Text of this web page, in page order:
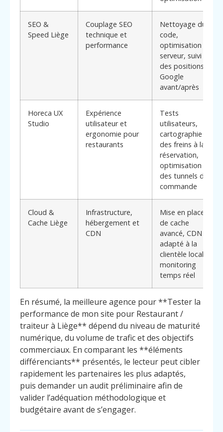
SEO &
Speed Liège
Couplage SEO
technique et
performance
Nettoyage du
code,
optimisation
serveur, suivi
des positions
Google
avant/après
Horeca UX
Studio
Expérience
utilisateur et
ergonomie pour
restaurants
Tests
utilisateurs,
cartographie
des freins à la
réservation,
optimisation
des tunnels de
commande
Cloud &
Cache Liège
Infrastructure,
hébergement et
CDN
Mise en place
de cache
avancé, CDN
adapté à la
clientèle locale,
monitoring
temps réel
En résumé, la meilleure agence pour **Tester la
performance de mon site pour Restaurant /
traiteur à Liège** dépend du niveau de maturité
numérique, du volume de trafic et des objectifs
commerciaux. En comparant les **éléments
différenciants** présentés, le lecteur peut cibler
rapidement les partenaires les plus adaptés,
puis demander un audit préliminaire afin de
valider l’adéquation méthodologique et
budgétaire avant de s’engager.